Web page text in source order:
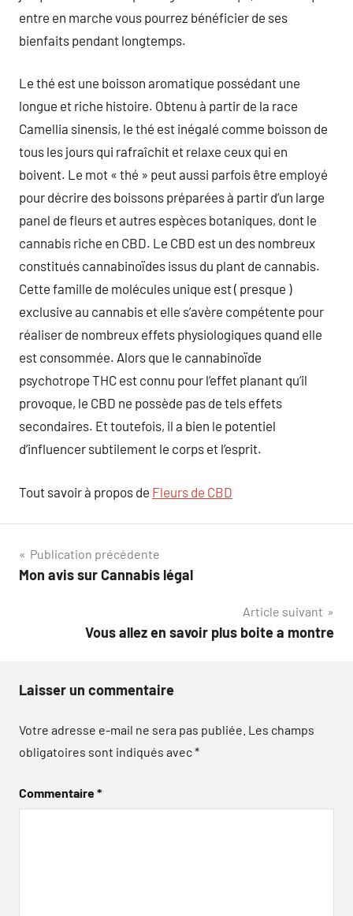
entre en marche vous pourrez bénéficier de ses
bienfaits pendant longtemps.
Le thé est une boisson aromatique possédant une
longue et riche histoire. Obtenu à partir de la race
Camellia sinensis, le thé est inégalé comme boisson de
tous les jours qui rafraîchit et relaxe ceux qui en
boivent. Le mot « thé » peut aussi parfois être employé
pour décrire des boissons préparées à partir d’un large
panel de fleurs et autres espèces botaniques, dont le
cannabis riche en CBD. Le CBD est un des nombreux
constitués cannabinoïdes issus du plant de cannabis.
Cette famille de molécules unique est ( presque )
exclusive au cannabis et elle s’avère compétente pour
réaliser de nombreux effets physiologiques quand elle
est consommée. Alors que le cannabinoïde
psychotrope THC est connu pour l’effet planant qu’il
provoque, le CBD ne possède pas de tels effets
secondaires. Et toutefois, il a bien le potentiel
d’influencer subtilement le corps et l’esprit.
Tout savoir à propos de Fleurs de CBD
Navigation
de
Publication précédente
Mon avis sur Cannabis légal
Article suivant
Vous allez en savoir plus boite a montre
Laisser un commentaire
Votre adresse e-mail ne sera pas publiée. Les champs
obligatoires sont indiqués avec*
Commentaire*